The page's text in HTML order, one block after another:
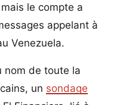
le compte a
appelant à
Venezuela.
nom de toute la
un sondage